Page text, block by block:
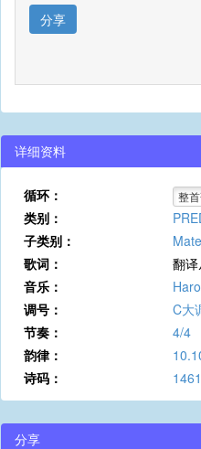
分享
详细资料
循环： 整
类别：
子类别：
歌词：
翻译
音乐：
调号：
C大
节奏：
4/4
韵律：
诗码：
分享